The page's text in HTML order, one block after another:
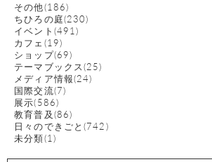
その他(186)
ちひろの庭(230)
イベント(491)
カフェ(19)
ショップ(69)
テーマブックス(25)
メディア情報(24)
国際交流(7)
展示(586)
教育普及(86)
日々のできごと(742)
未分類(1)